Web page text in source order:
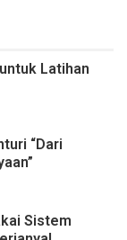
Latihan
“Dari
Sistem